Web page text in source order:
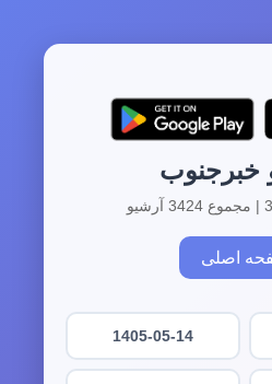
خبرجنوب
اصلی
1405-05-14